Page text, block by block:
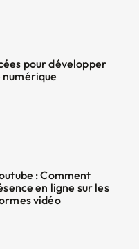
pour développer
: Comment
en ligne sur les
vidéo